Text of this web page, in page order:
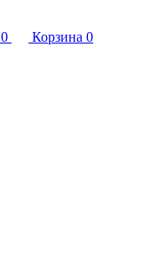
0 Корзина 0